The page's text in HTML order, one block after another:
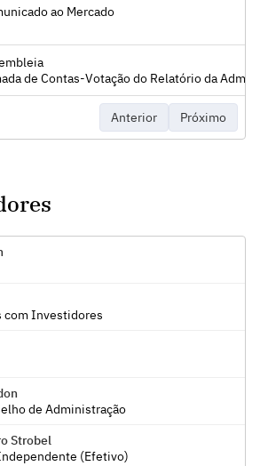
ao Mercado
Acessar
Votação do Relatório da Administração e das Demonstrações Financeiras, Remuneração dos Administradores e
Acessar
Anterior Próximo
com Investidores
de Administração
Strobel
(Efetivo)